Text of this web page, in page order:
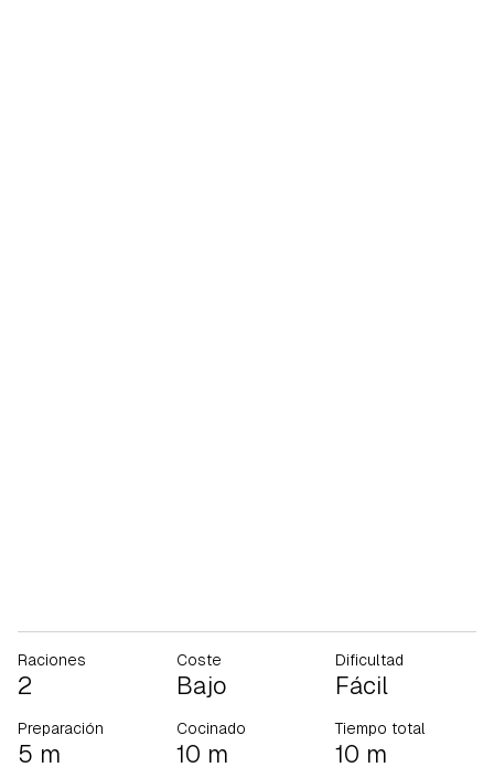
Raciones
2
Coste
Bajo
Dificultad
Fácil
Preparación
5 m
Cocinado
10 m
Tiempo total
10 m